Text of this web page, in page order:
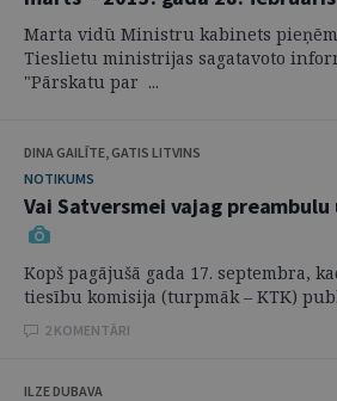
Marta vidū Ministru kabinets
Tieslietu ministrijas sagatavoto
"Pārskatu par ...
DINA GAILĪTE, GATIS LITVINS
NOTIKUMS
Vai Satversmei vajag
Kopš pagājušā gada 17. septembra,
tiesību komisija (turpmāk – KTK)
2 KOMENTĀRI
ILZE DUBAVA